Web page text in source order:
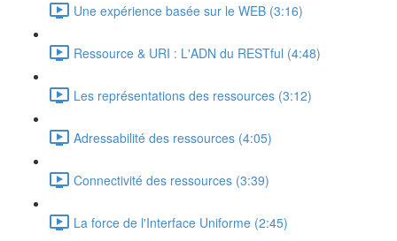
Une expérience basée sur le WEB (3:16)
Ressource & URI : L'ADN du RESTful (4:48)
Les représentations des ressources (3:12)
Adressabilité des ressources (4:05)
Connectivité des ressources (3:39)
La force de l'Interface Uniforme (2:45)